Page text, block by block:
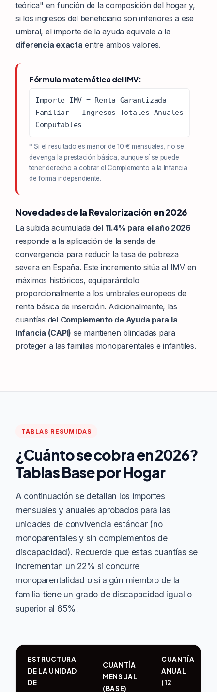
teórica" en función de la composición del hogar y,
si los ingresos del beneficiario son inferiores a ese
umbral, el importe de la ayuda equivale a la
diferencia exacta entre ambos valores.
Fórmula matemática del IMV:
Importe IMV = Renta Garantizada
Familiar - Ingresos Totales Anuales
Computables
* Si el resultado es menor de 10 € mensuales, no se
devenga la prestación básica, aunque sí se puede
tener derecho a cobrar el Complemento a la Infancia
de forma independiente.
Novedades de la Revalorización en 2026
La subida acumulada del 11.4% para el año 2026
responde a la aplicación de la senda de
convergencia para reducir la tasa de pobreza
severa en España. Este incremento sitúa al IMV en
máximos históricos, equiparándolo
proporcionalmente a los umbrales europeos de
renta básica de inserción. Adicionalmente, las
cuantías del Complemento de Ayuda para la
Infancia (CAPI) se mantienen blindadas para
proteger a las familias monoparentales e infantiles.
TABLAS RESUMIDAS
¿Cuánto se cobra en 2026?
Tablas Base por Hogar
A continuación se detallan los importes
mensuales y anuales aprobados para las
unidades de convivencia estándar (no
monoparentales y sin complementos de
discapacidad). Recuerde que estas cuantías se
incrementan un 22% si concurre
monoparentalidad o si algún miembro de la
familia tiene un grado de discapacidad igual o
superior al 65%.
ESTRUCTURA
DE LA UNIDAD
DE
CUANTÍA
MENSUAL
(BASE)
CUANTÍA
ANUAL
(12